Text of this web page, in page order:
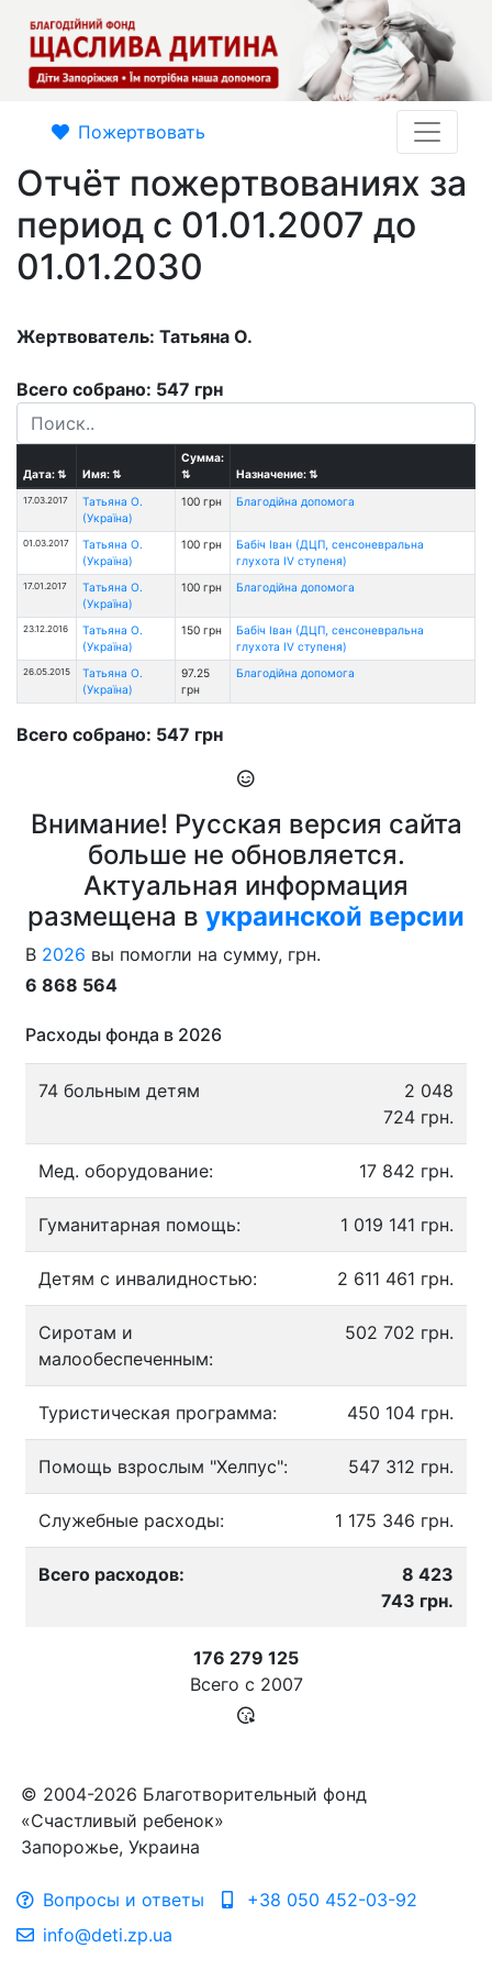
Пожертвовать
Отчёт пожертвованиях за
период с 01.01.2007 до
01.01.2030
Жертвователь: Татьяна О.
Всего собрано: 547 грн
Дата:⇅ Имя:⇅
Сумма:
⇅
Назначение:⇅
17.03.2017
Татьяна О.
(Україна)
100 грн Благодійна допомога
01.03.2017
Татьяна О.
(Україна)
100 грн
Бабіч Іван (ДЦП, сенсоневральна
глухота IV ступеня)
17.01.2017
Татьяна О.
(Україна)
100 грн Благодійна допомога
23.12.2016
Татьяна О.
(Україна)
150 грн
Бабіч Іван (ДЦП, сенсоневральна
глухота IV ступеня)
26.05.2015
Татьяна О.
(Україна)
97.25
грн
Благодійна допомога
Всего собрано: 547 грн
Внимание! Русская версия сайта
больше не обновляется.
Актуальная информация
размещена в украинской версии
В 2026 вы помогли на сумму, грн.
6 868 564
Расходы фонда в 2026
74 больным детям
2 048
724 грн.
Мед. оборудование: 17 842 грн.
Гуманитарная помощь: 1 019 141 грн.
Детям с инвалидностью: 2 611 461 грн.
Сиротам и
малообеспеченным:
502 702 грн.
Туристическая программа: 450 104 грн.
Помощь взрослым "Хелпус": 547 312 грн.
Служебные расходы: 1 175 346 грн.
Всего расходов:
8 423
743 грн.
176 279 125
Всего с 2007
© 2004-2026 Благотворительный фонд
«Счастливый ребенок»
Запорожье, Украина
Вопросы и ответы
+38 050 452-03-92
info@deti.zp.ua